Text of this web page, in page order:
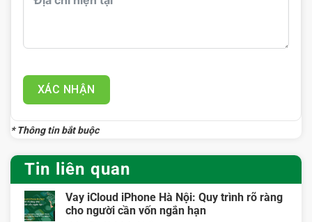
XÁC NHẬN
* Thông tin bắt buộc
Tin liên quan
Vay iCloud iPhone Hà Nội: Quy trình rõ ràng
cho người cần vốn ngắn hạn